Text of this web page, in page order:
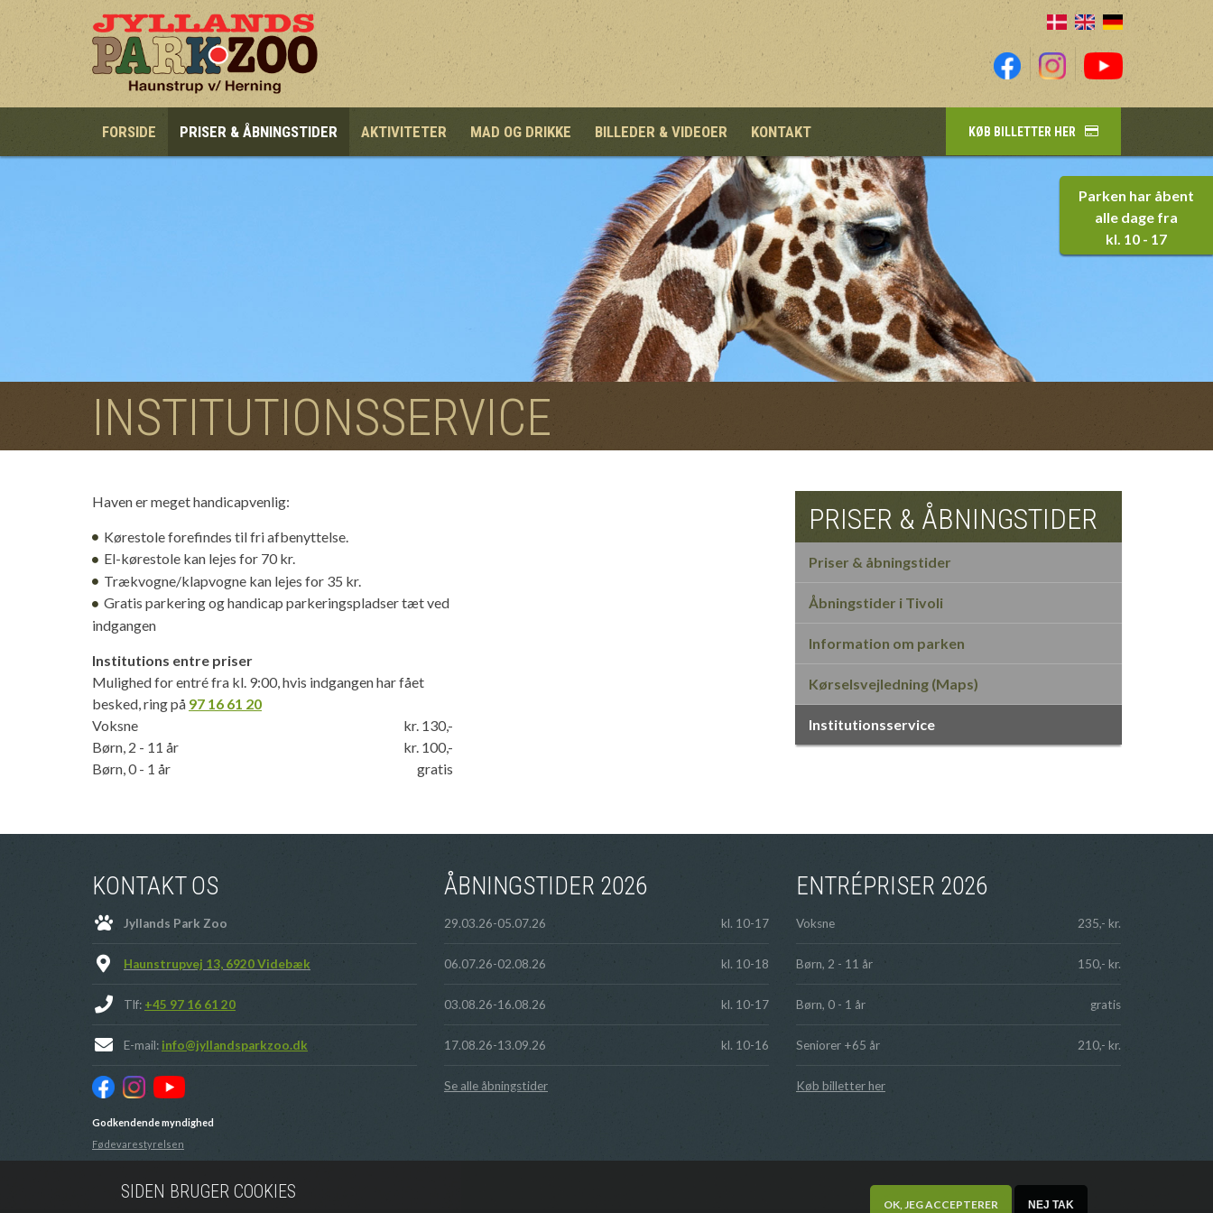
Gå til hovedindhold
FORSIDE PRISER & ÅBNINGSTIDER AKTIVITETER MAD OG DRIKKE BILLEDER & VIDEOER KONTAKT KØB BILLETTER HER
INSTITUTIONSSERVICE
Haven er meget handicapvenlig:
Kørestole forefindes til fri afbenyttelse.
El-kørestole kan lejes for 70 kr.
Trækvogne/klapvogne kan lejes for 35 kr.
Gratis parkering og handicap parkeringspladser tæt ved
indgangen
Institutions entre priser
Mulighed for entré fra kl. 9:00, hvis indgangen har fået
besked, ring på 97 16 61 20
Voksne
kr. 130,-
Børn, 2 - 11 år
kr. 100,-
Børn, 0 - 1 år
gratis
PRISER & ÅBNINGSTIDER
Priser & åbningstider
Åbningstider i Tivoli
Information om parken
Kørselsvejledning (Maps)
Institutionsservice
KONTAKT OS
Jyllands Park Zoo
Haunstrupvej 13, 6920 Videbæk
Tlf: +45 97 16 61 20
E-mail: info@jyllandsparkzoo.dk
Godkendende myndighed
Fødevarestyrelsen
ÅBNINGSTIDER 2026
29.03.26-05.07.26 kl. 10-17
06.07.26-02.08.26 kl. 10-18
03.08.26-16.08.26 kl. 10-17
17.08.26-13.09.26 kl. 10-16
Se alle åbningstider
Parken har åbent
alle dage fra
kl. 10 - 17
ENTRÉPRISER 2026
Voksne 235,- kr.
Børn, 2 - 11 år 150,- kr.
Børn, 0 - 1 år gratis
Seniorer +65 år 210,- kr.
Køb billetter her
SIDEN BRUGER COOKIES
OK, JEG ACCEPTERER NEJ TAK